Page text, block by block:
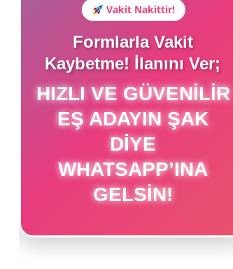
Vakit Nakittir!
Formlarla Vakit
Kaybetme! İlanını Ver;
HIZLI VE GÜVENILIR
EŞ ADAYIN ŞAK
DIYE
WHATSAPP’INA
GELSIN!